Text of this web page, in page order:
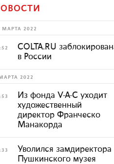
МАРТА 2022
COLTA.RU
в России
2022
Из фонда V-A-C уходит
художественный
директор Франческо
Манакорда
Уволился замдиректора
Пушкинского музея